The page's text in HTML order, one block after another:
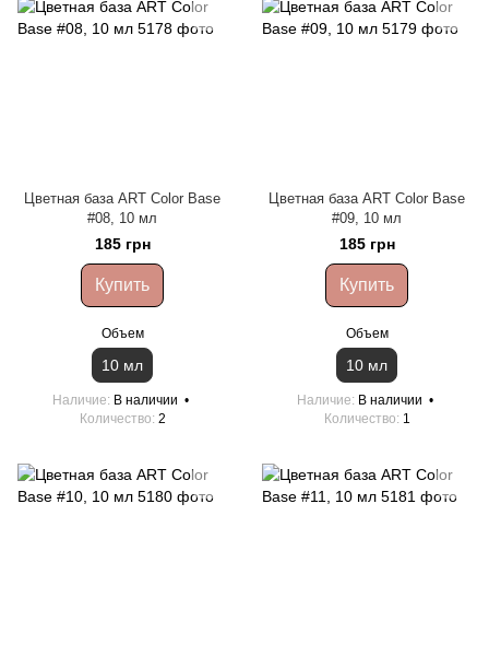
Цветная база ART Color Base
#08, 10 мл
185 грн
Купить
Объем
10 мл
Наличие В наличии
Количество 2
Цветная база ART Color Base
#09, 10 мл
185 грн
Купить
Объем
10 мл
Наличие В наличии
Количество 1